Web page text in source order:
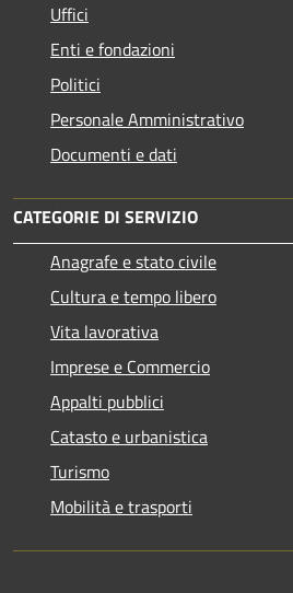
Uffici
Enti e fondazioni
Politici
Personale Amministrativo
Documenti e dati
CATEGORIE DI SERVIZIO
Anagrafe e stato civile
Cultura e tempo libero
Vita lavorativa
Imprese e Commercio
Appalti pubblici
Catasto e urbanistica
Turismo
Mobilità e trasporti